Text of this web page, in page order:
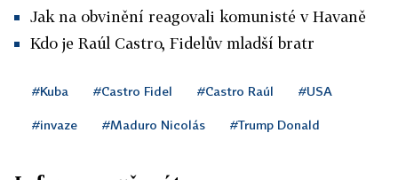
Jak na obvinění reagovali komunisté v Havaně
Kdo je Raúl Castro, Fidelův mladší bratr
#Kuba #Castro Fidel #Castro Raúl #USA
#invaze #Maduro Nicolás #Trump Donald